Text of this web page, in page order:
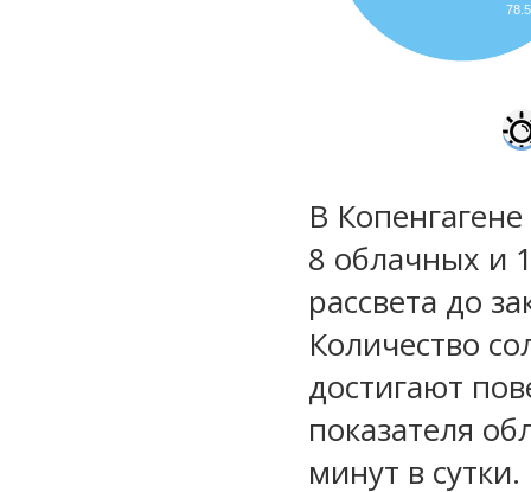
В
8 облачных и
рассвета до
Количество
достигают
показателя
минут в сутки.